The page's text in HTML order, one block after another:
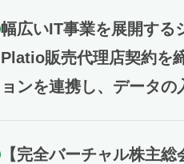
幅広いIT事業を展開する
Platio販売代理店契約を
ョンを連携し、データ
【完全バーチャル株主